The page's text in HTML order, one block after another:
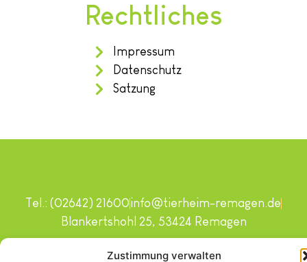
Zustimmung verwalten
Rechtliches
Impressum
Datenschutz
Satzung
Copyright © 2024. Alle Rechte vorbehalten.
Tel.: (02642) 21600info@tierheim-remagen.de
Blankertshohl 25, 53424 Remagen